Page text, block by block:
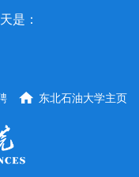
是：
东北石油大学主页